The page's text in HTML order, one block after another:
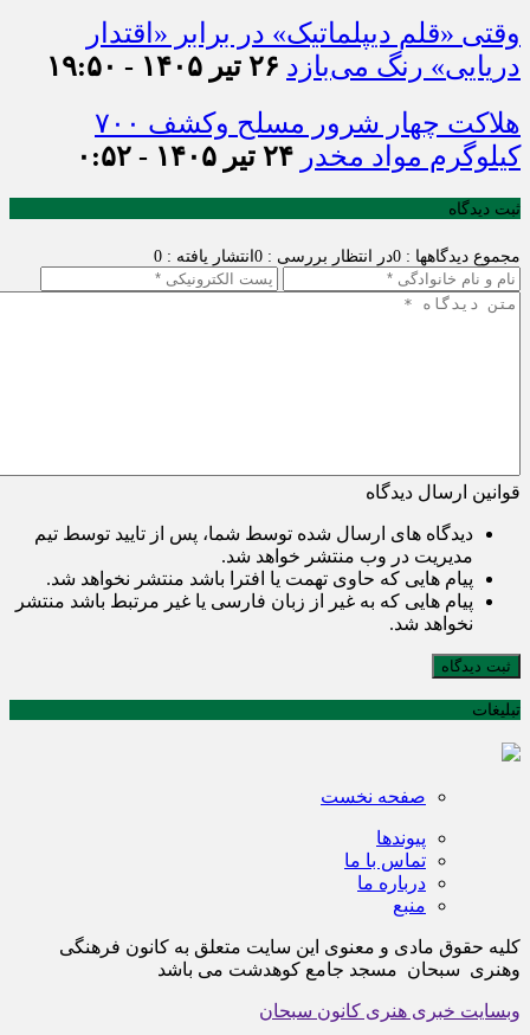
وقتی «قلم دیپلماتیک» در برابر «اقتدار
دریایی» رنگ می‌بازد ۲۶ تیر ۱۴۰۵ - ۱۹:۵۰
هلاکت چهار شرور مسلح وکشف ۷۰۰
کیلوگرم مواد مخدر ۲۴ تیر ۱۴۰۵ - ۰:۵۲
ثبت دیدگاه
مجموع دیدگاهها : 0 در انتظار بررسی : 0 انتشار یافته : 0
قوانین ارسال دیدگاه
دیدگاه های ارسال شده توسط شما، پس از تایید توسط تیم
مدیریت در وب منتشر خواهد شد.
پیام هایی که حاوی تهمت یا افترا باشد منتشر نخواهد شد.
پیام هایی که به غیر از زبان فارسی یا غیر مرتبط باشد منتشر
نخواهد شد.
ثبت دیدگاه
تبلیغات
صفحه نخست
پیوندها
تماس با ما
درباره ما
منبع
کلیه حقوق مادی و معنوی این سایت متعلق به کانون فرهنگی
وهنری سبحان مسجد جامع کوهدشت می باشد
وبسایت خبری هنری کانون سبحان